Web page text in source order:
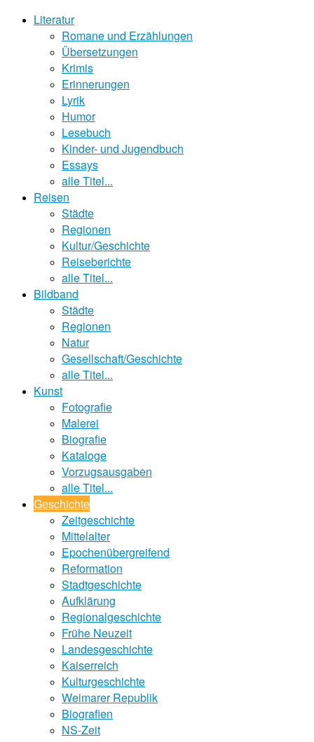
Literatur
Romane und Erzählungen
Übersetzungen
Krimis
Erinnerungen
Lyrik
Humor
Lesebuch
Kinder- und Jugendbuch
Essays
alle Titel...
Reisen
Städte
Regionen
Kultur/Geschichte
Reiseberichte
alle Titel...
Bildband
Städte
Regionen
Natur
Gesellschaft/Geschichte
alle Titel...
Kunst
Fotografie
Malerei
Biografie
Kataloge
Vorzugsausgaben
alle Titel...
Geschichte
Zeitgeschichte
Mittelalter
Epochenübergreifend
Reformation
Stadtgeschichte
Aufklärung
Regionalgeschichte
Frühe Neuzeit
Landesgeschichte
Kaiserreich
Kulturgeschichte
Weimarer Republik
Biografien
NS-Zeit